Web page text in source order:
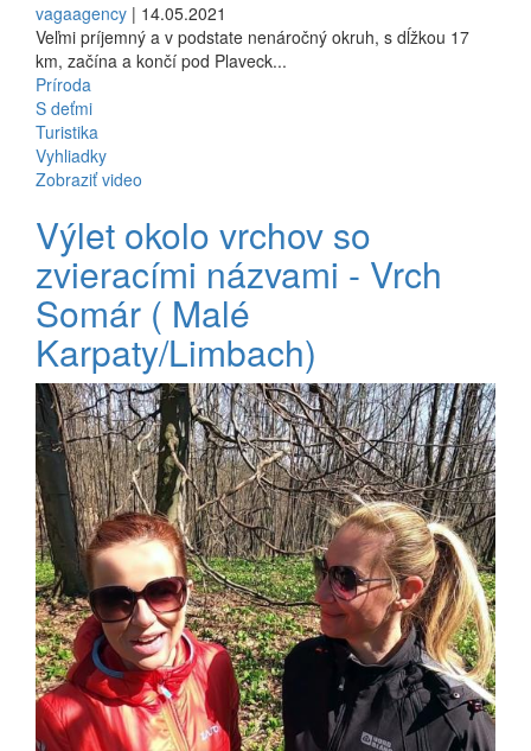
vagaagency | 14.05.2021
Veľmi príjemný a v podstate nenáročný okruh, s dĺžkou 17
km, začína a končí pod Plaveck...
Príroda
S deťmi
Turistika
Vyhliadky
Zobraziť video
Výlet okolo vrchov so
zvieracími názvami - Vrch
Somár ( Malé
Karpaty/Limbach)